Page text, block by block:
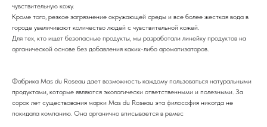
чувствительную кожу.
Кроме того, резкое загрязнение окружающей среды и все более жесткая вода в
городе увеличивают количество людей с чувствительной кожей.
Для тех, кто ищет безопасные продукты, мы разработали линейку продуктов на
органической основе без добавления каких-либо ароматизаторов.
Фабрика Mas du Roseau дает возможность каждому пользоваться натуральными
продуктами, которые являются экологически ответственными и полезными. За
сорок лет существования марки Mas du Roseau эта философия никогда не
покидала компанию. Она органично вписывается в ремес